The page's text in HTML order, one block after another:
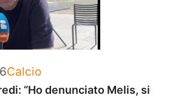
Categorie
Calcio
“Ho denunciato Melis, si